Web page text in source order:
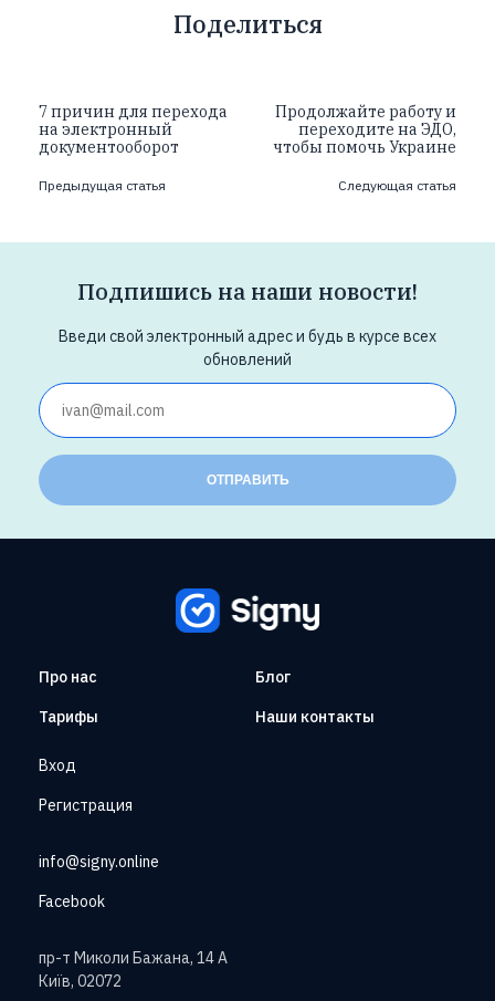
Поделиться
7 причин для перехода
на электронный
документооборот
Предыдущая статья
Продолжайте работу и
переходите на ЭДО,
чтобы помочь Украине
Следующая статья
Подпишись на наши новости!
Введи свой электронный адрес и будь в курсе всех
обновлений
ОТПРАВИТЬ
Про нас
Тарифы
Блог
Наши контакты
Вход
Регистрация
info@signy.online
Facebook
пр-т Миколи Бажана, 14 А
Київ, 02072